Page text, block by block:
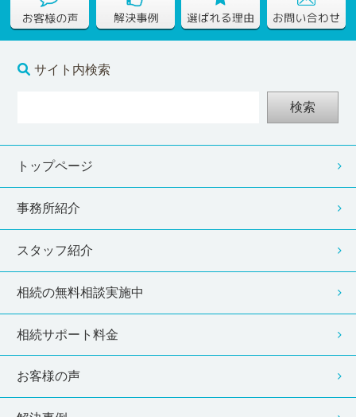
サイト内検索
検索
トップページ
事務所紹介
スタッフ紹介
相続の無料相談実施中
相続サポート料金
お客様の声